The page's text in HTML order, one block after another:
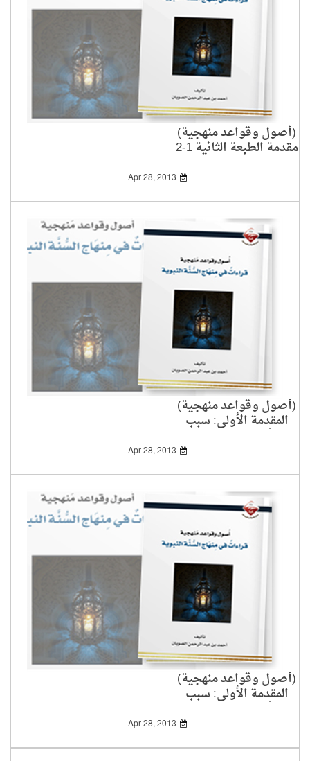
(أصول وقواعد منهجية)
مقدمة الطبعة الثانية 1-2
Apr 28, 2013
(أصول وقواعد منهجية)
المقدمة الأولى: سبب
تأليف الكتاب1-2
Apr 28, 2013
(أصول وقواعد منهجية)
المقدمة الأولى: سبب
تأليف الكتاب2-2
Apr 28, 2013